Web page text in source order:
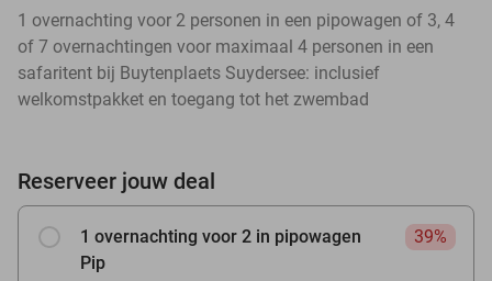
1 overnachting voor 2 personen in een pipowagen of 3, 4
of 7 overnachtingen voor maximaal 4 personen in een
safaritent bij Buytenplaets Suydersee: inclusief
welkomstpakket en toegang tot het zwembad
Reserveer jouw deal
1 overnachting voor 2 in pipowagen
Pip
39%